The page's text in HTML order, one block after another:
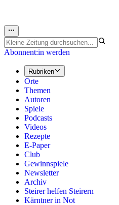
Abonnent:in werden
Rubriken
Orte
Themen
Autoren
Spiele
Podcasts
Videos
Rezepte
E-Paper
Club
Gewinnspiele
Newsletter
Archiv
Steirer helfen Steirern
Kärntner in Not